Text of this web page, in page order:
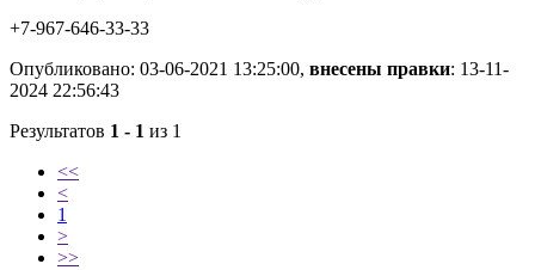
+7-967-646-33-33
Опубликовано: 03-06-2021 13:25:00, внесены правки: 13-11-
2024 22:56:43
Результатов 1 - 1 из 1
<<
<
1
>
>>